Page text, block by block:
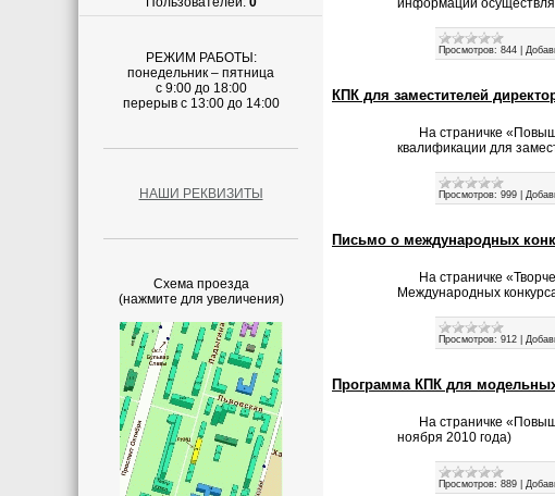
РЕЖИМ РАБОТЫ:
понедельник – пятница
с 9:00 до 18:00
перерыв с 13:00 до 14:00
НАШИ РЕКВИЗИТЫ
Схема проезда
(нажмите для увеличения)
информации
Просмотров: 844
КПК для заместителей
На страничке
квалификации для
Просмотров: 999
Письмо о международных
На страничке
Международных
Просмотров: 912
Программа КПК для
На страничке
ноября 2010 года)
Просмотров: 889